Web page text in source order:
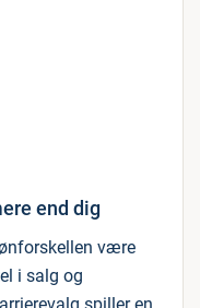
end dig
være
i salg og